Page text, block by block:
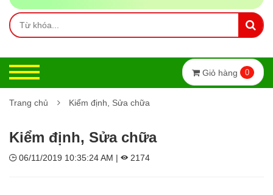
Giỏ hàng 0
Trang chủ Kiểm định, Sửa chữa
Kiểm định, Sửa chữa
06/11/2019 10:35:24 AM | 2174